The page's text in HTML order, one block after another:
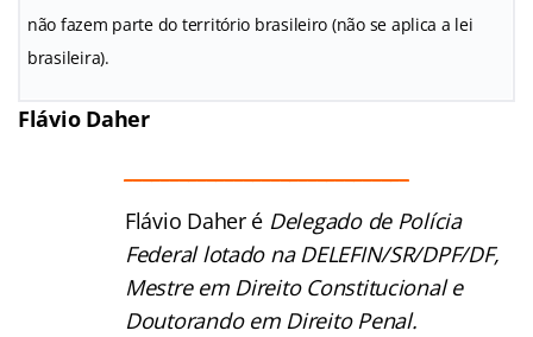
não fazem parte do território brasileiro (não se aplica a lei
brasileira).
Flávio Daher
Flávio Daher é Delegado de Polícia
Federal lotado na DELEFIN/SR/DPF/DF, Mestre em
Direito Constitucional e Doutorando em Direito
Penal. Professor de Cursos Preparatórios e Pós